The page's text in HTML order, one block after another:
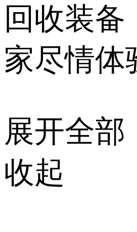
回收装备
家尽情体
展开全部
收起